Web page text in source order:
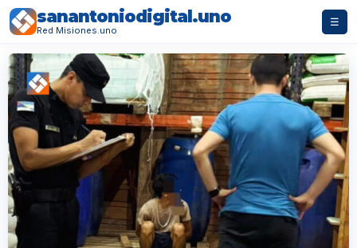
sanantoniodigital.uno
Red Misiones.uno
☰